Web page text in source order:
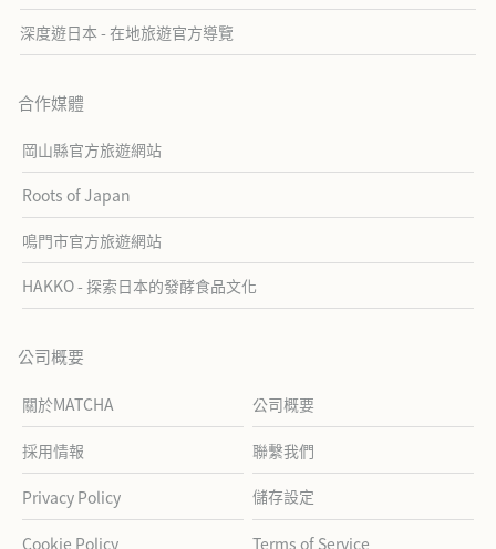
深度遊日本 - 在地旅遊官方導覽
合作媒體
岡山縣官方旅遊網站
Roots of Japan
鳴門市官方旅遊網站
HAKKO - 探索日本的發酵食品文化
公司概要
關於MATCHA 公司概要
採用情報 聯繫我們
Privacy Policy 儲存設定
Cookie Policy Terms of Service